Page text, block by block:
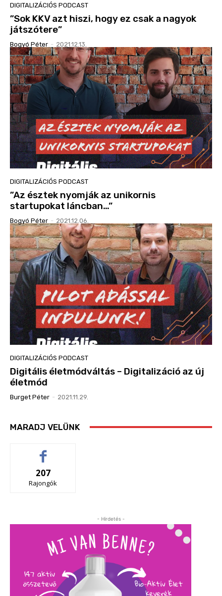
DIGITALIZÁCIÓS PODCAST
”Sok KKV azt hiszi, hogy ez csak a nagyok
játszótere”
Bogyó Péter - 2021.12.13.
DIGITALIZÁCIÓS PODCAST
”Az észtek nyomják az unikornis
startupokat láncban…”
Bogyó Péter - 2021.12.06.
DIGITALIZÁCIÓS PODCAST
Digitális életmódváltás – Digitalizáció az új
életmód
Burget Péter - 2021.11.29.
MARADJ VELÜNK
207
Rajongók
- Hirdetés -